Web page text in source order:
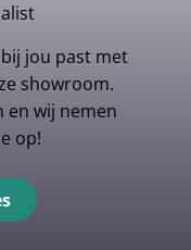
jou past met
showroom.
wij nemen
op!